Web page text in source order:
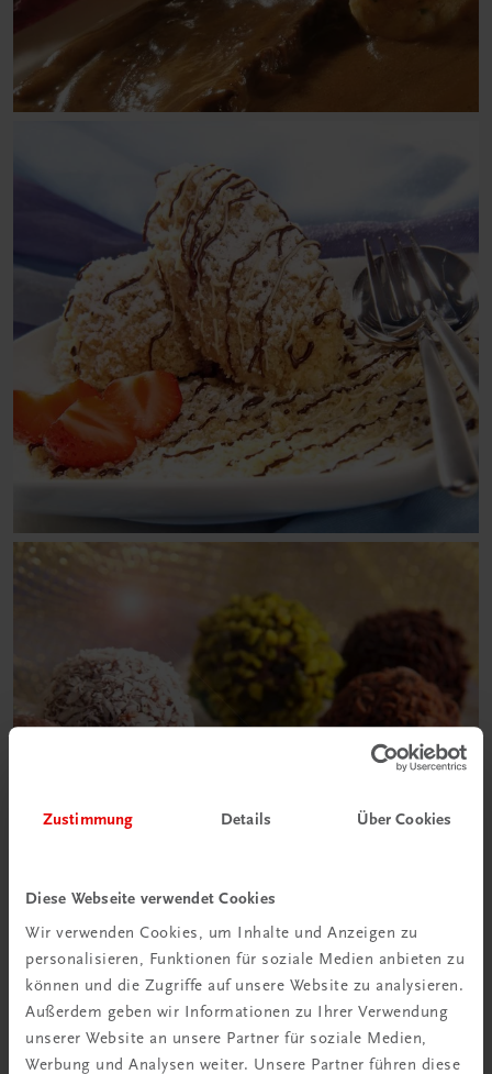
Zustimmung Details Über Cookies
Diese Webseite verwendet Cookies
Wir verwenden Cookies, um Inhalte und Anzeigen zu
personalisieren, Funktionen für soziale Medien anbieten zu
können und die Zugriffe auf unsere Website zu analysieren.
Außerdem geben wir Informationen zu Ihrer Verwendung
unserer Website an unsere Partner für soziale Medien,
Werbung und Analysen weiter. Unsere Partner führen diese